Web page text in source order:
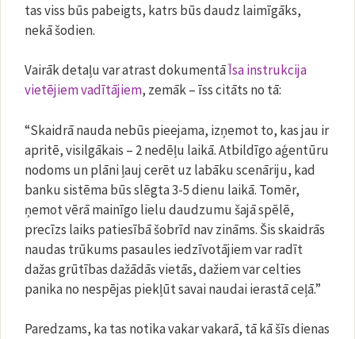
tas viss būs pabeigts, katrs būs daudz laimīgāks,
nekā šodien.
Vairāk detaļu var atrast dokumentāĪsa instrukcija
vietējiem vadītājiem, zemāk – īss citāts no tā:
“Skaidrā nauda nebūs pieejama, izņemot to, kas jau ir
apritē, visilgākais – 2 nedēļu laikā. Atbildīgo aģentūru
nodoms un plāni ļauj cerēt uz labāku scenāriju, kad
banku sistēma būs slēgta 3-5 dienu laikā. Tomēr,
ņemot vērā mainīgo lielu daudzumu šajā spēlē,
precīzs laiks patiesībā šobrīd nav zināms. Šis skaidrās
naudas trūkums pasaules iedzīvotājiem var radīt
dažas grūtības dažādās vietās, dažiem var celties
panika no nespējas piekļūt savai naudai ierastā ceļā.”
Paredzams, ka tas notika vakar vakarā, tā kā šīs dienas